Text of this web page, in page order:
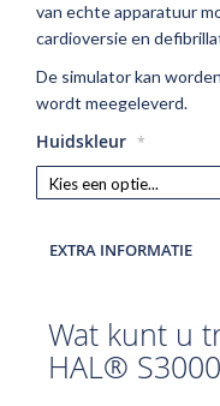
van echte apparatuur
cardioversie en
De simulator kan
wordt meegeleverd.
Huidskleur
EXTRA INFORMATIE
Wat kunt u
HAL®